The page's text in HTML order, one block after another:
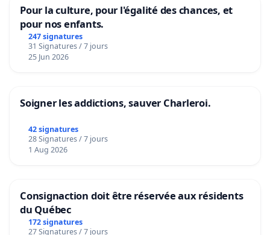
Pour la culture, pour l'égalité des chances, et
pour nos enfants.
247 signatures
31 Signatures / 7 jours
25 Jun 2026
Soigner les addictions, sauver Charleroi.
42 signatures
28 Signatures / 7 jours
1 Aug 2026
Consignaction doit être réservée aux résidents
du Québec
172 signatures
27 Signatures / 7 jours